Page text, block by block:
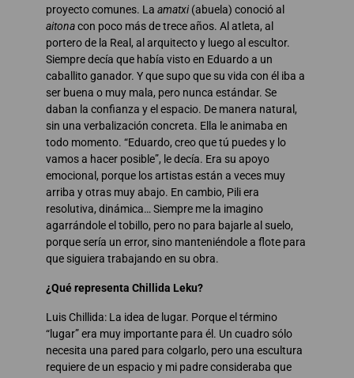
proyecto comunes. La amatxi(abuela) conoció al
aitonacon poco más de trece años. Al atleta, al
portero de la Real, al arquitecto y luego al escultor.
Siempre decía que había visto en Eduardo a un
caballito ganador. Y que supo que su vida con él iba a
ser buena o muy mala, pero nunca estándar. Se
daban la confianza y el espacio. De manera natural,
sin una verbalización concreta. Ella le animaba en
todo momento. “Eduardo, creo que tú puedes y lo
vamos a hacer posible”, le decía. Era su apoyo
emocional, porque los artistas están a veces muy
arriba y otras muy abajo. En cambio, Pili era
resolutiva, dinámica… Siempre me la imagino
agarrándole el tobillo, pero no para bajarle al suelo,
porque sería un error, sino manteniéndole a flote para
que siguiera trabajando en su obra.
¿Qué representa Chillida Leku?
Luis Chillida: La idea de lugar. Porque el término
“lugar” era muy importante para él. Un cuadro sólo
necesita una pared para colgarlo, pero una escultura
requiere de un espacio y mi padre consideraba que